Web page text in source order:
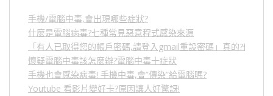
手機/電腦中毒,會出現哪些症狀?
什麼是電腦病毒?七種常見惡意程式感染來源
「有人已取得您的帳戶密碼,請登入gmail重設密碼」真的?假的?5
懷疑電腦中毒該怎麼辦?電腦中毒十症狀
手機也會感染病毒! 手機中毒,會”傳染”給電腦嗎?
Youtube 看影片變好卡?原因讓人好驚訝!